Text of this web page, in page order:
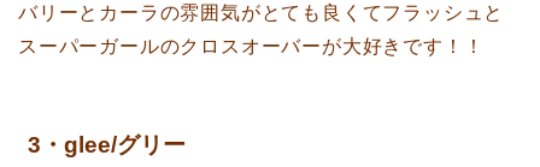
バリーとカーラの雰囲気がとても良くてフラッシュと
スーパーガールのクロスオーバーが大好きです！！
3・glee/グリー